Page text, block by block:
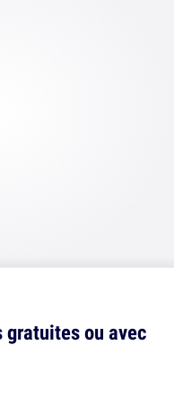
ou avec